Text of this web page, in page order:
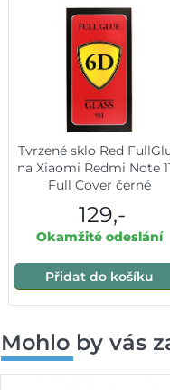
Tvrzené sklo Red
na Xiaomi Redmi Note
Full Cover černé
129,-
Okamžité odeslání
Přidat do košíku
Mohlo by vás